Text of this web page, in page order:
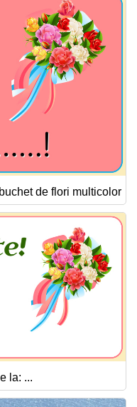
de flori multicolor
la: ...